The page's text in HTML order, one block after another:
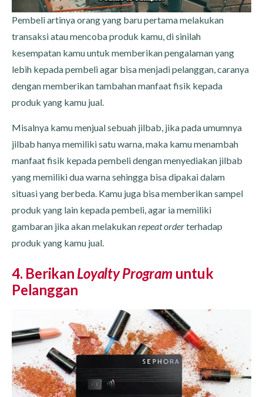
Pembeli artinya orang yang baru pertama melakukan
transaksi atau mencoba produk kamu, di sinilah
kesempatan kamu untuk memberikan pengalaman yang
lebih kepada pembeli agar bisa menjadi pelanggan, caranya
dengan memberikan tambahan manfaat fisik kepada
produk yang kamu jual.
Misalnya kamu menjual sebuah jilbab, jika pada umumnya
jilbab hanya memiliki satu warna, maka kamu menambah
manfaat fisik kepada pembeli dengan menyediakan jilbab
yang memiliki dua warna sehingga bisa dipakai dalam
situasi yang berbeda. Kamu juga bisa memberikan sampel
produk yang lain kepada pembeli, agar ia memiliki
gambaran jika akan melakukanrepeat orderterhadap
produk yang kamu jual.
4. Berikan Loyalty Program untuk
Pelanggan